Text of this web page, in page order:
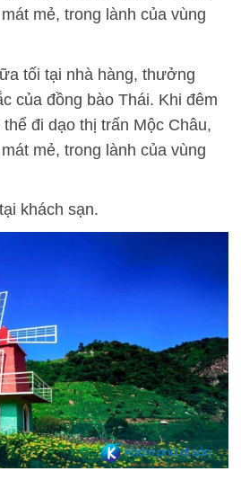
mẻ, trong lành của vùng
tối tại nhà hàng, thưởng
của đồng bào Thái. Khi đêm
đi dạo thị trấn Mộc Châu,
mẻ, trong lành của vùng
khách sạn.